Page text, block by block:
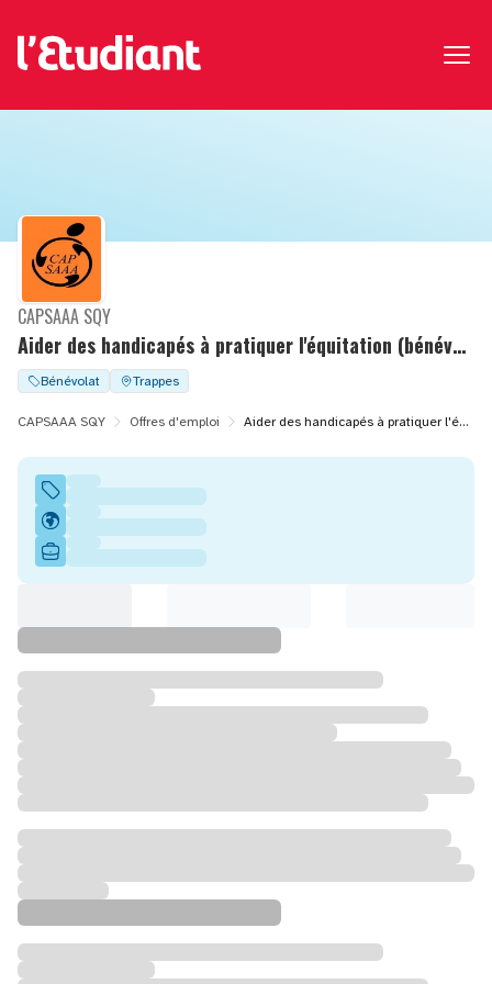
Aider des handicapés à pratiquer l'équitation (bénévolat)
CAPSAAA SQY
Bénévolat Trappes
CAPSAAA SQY Offres d'emploi Aider des handicapés à pratiquer l'équitation (bénévolat)